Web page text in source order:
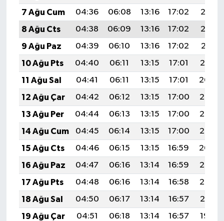
7 Ağu Cum
04:36 06:08 13:16 17:02
20:13
8 Ağu Cts
04:38 06:09 13:16 17:02
20:12
9 Ağu Paz
04:39 06:10 13:16 17:02
20:11
10 Ağu Pts
04:40 06:11 13:15 17:01
20:10
11 Ağu Sal
04:41 06:11 13:15 17:01
20:09
12 Ağu Çar
04:42 06:12 13:15 17:00
20:08
13 Ağu Per
04:44 06:13 13:15 17:00
20:07
14 Ağu Cum
04:45 06:14 13:15 17:00
20:06
15 Ağu Cts
04:46 06:15 13:15 16:59
20:04
16 Ağu Paz
04:47 06:16 13:14 16:59
20:03
17 Ağu Pts
04:48 06:16 13:14 16:58
20:02
18 Ağu Sal
04:50 06:17 13:14 16:57
20:01
19 Ağu Çar
04:51 06:18 13:14 16:57
19:59